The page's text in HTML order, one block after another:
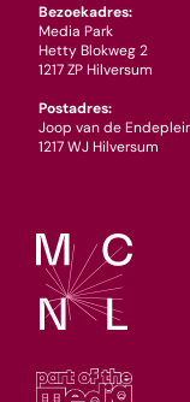
Bezoekadres:
Media Park
Hetty Blokweg 2
1217 ZP Hilversum
Postadres:
Joop van de
1217 WJ Hilversum